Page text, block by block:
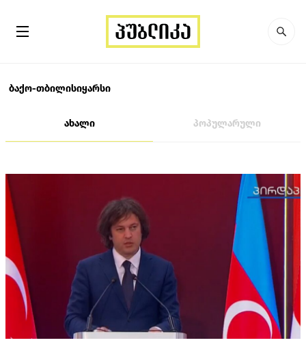
ბაქო-თბილისიყარსი
ახალი პოპულარული